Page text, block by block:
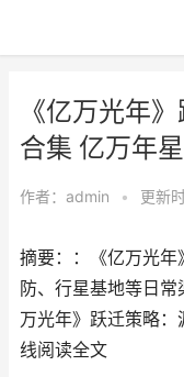
《亿万光年
合集 亿万年
作者： admin • 更新
摘要：：《亿万光
防、行星基地等日
万光年》跃迁策略
线阅读全文